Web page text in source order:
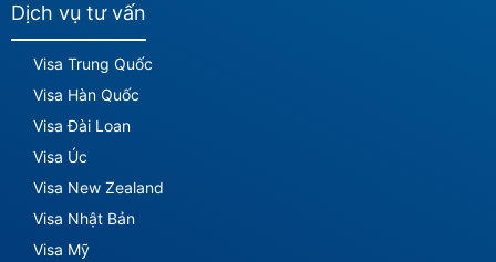
Dịch vụ tư vấn
Visa Trung Quốc
Visa Hàn Quốc
Visa Đài Loan
Visa Úc
Visa New Zealand
Visa Nhật Bản
Visa Mỹ